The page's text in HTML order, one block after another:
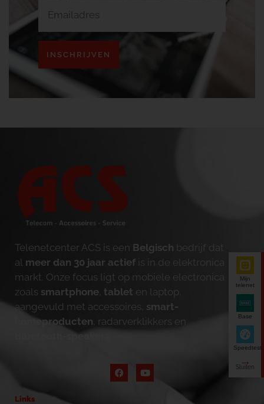
INSCHRIJVEN
Telenetcenter ACS is een Belgisch bedrijf dat
al meer dan 30 jaar actief is in de elektronica
markt. Onze focus ligt op mobiele electronica
zoals smartphone tablet en laptop,
aangevuld met accessoires, smart-
homeproducten , radarverklikkers en
bluetooth-speakers
Links
Mijn
telenet
Base
Speedtest